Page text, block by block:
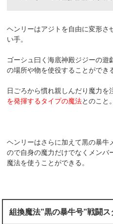
ヘンリーはアジトを自由に変形さ
い手。
ゴーシュ曰く海底神殿ジジーの遊
の場所や物を使役することができ
日ごろから慣れ親しんだり魔力を
を発揮するタイプの魔法とのこと。
ヘンリーはさらに加えて黒の暴牛
ので自身の魔力だけでなくメンバ
魔法を使うことができる。
組換魔法”黒の暴牛号”戦闘ス